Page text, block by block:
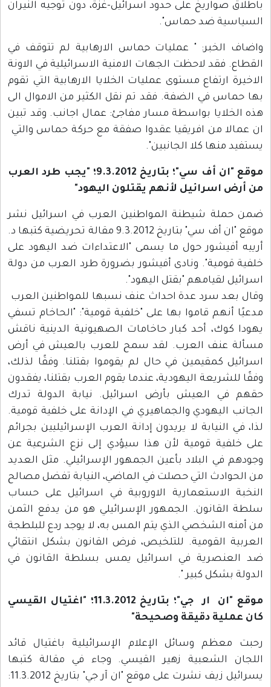
باطلاق صواريخ على حدود اسرائيل-غزة، دون توجيه النيران
السياسية ضد حماس".
واضاف الخبر: " عمليات حماس الارهابية لم تتوقف في
القطاع. فقد لاحظت الجهات الامنية الاسرائيلية في الاونة
الاخيرة ارتفاع مستوى عمليات الخلايا الارهابية التي تقوم
بها حماس في الضفة. فقد تم نقل الكثير من الاموال الى
هذه الخلايا بواسطة مسار مفاجئ: عمال اجانب. وقد تبين
ان عمالا من افريقيا عقدوا صفقة مع حركة حماس والتي
يستفيد منها كلا الجانبين".
موقع "ان أف سي"؛ بتاريخ 9.3.2012؛ "يجب طرد العرب
من أرض اسرائيل لأنهم يقتلون اليهود"
ضمن حملة شيطنة المواطنين العرب في اسرائيل نشر
موقع "ان أف سي" بتاريخ 9.3.2012 مقالة تحريضية كتبها د.
أرييه أفيشور حول ما يسمى "الاعتداءات ضد اليهود على
خلفية قومية". ونادى أفيشور بضرورة طرد العرب من دولة
اسرائيل لقيامهم "بقتل اليهود".
وقال بعد سرد عدة احداث عنف نسبها للمواطنين العرب
مدعيًا أنهم قاموا بها على "خلفية قومية": "الحاخام تسفي
يهودا كوك، أحد كبار حاخامات الصهيونية الدينية ناقش
مسألة عنف العرب. لقد سمح للعرب بالعيش في أرض
اسرائيل كمقيمين في حال لم يقوموا بقتلنا. وفقًا لذلك،
وفقًا للشريعة اليهودية، عندما يقوم العرب بقتلنا، يفقدون
حقهم في العيش بأرض اسرائيل. نيابة الدولة تدرك
الجانب اليهودي والجماهيري في الإدانة على خلفية قومية.
لذا، في النيابة لا يريدون إدانة العرب الإسرائيليين بجرائم
على خلفية قومية لأن هذا سيؤدي إلى نزع الشرعية عن
وجودهم في البلاد بأعين الجمهور الإسرائيلي. مثل العديد
من الحوادث التي حصلت في الماضي، النيابة تفضل مصالح
النخبة الاستعمارية الاوروبية في اسرائيل على حساب
سلطة القانون. الجمهور الإسرائيلي هو من يدفع الثمن
من أمنه الشخصي الذي يتم المس به، لا يوجد ردع للبلطجة
العربية القومية. للتلخيص، فرض القانون بشكل انتقائي
ضد العنصرية في اسرائيل يمس بسلطة القانون في
الدولة بشكل كبير ".
موقع "ان ار جي"؛ بتاريخ 11.3.2012؛ "اغتيال القيسي
كان عملية دقيقة وصحيحة"
رحبت معظم وسائل الإعلام الإسرائيلية باغتيال قائد
اللجان الشعبية زهير القيسي. وجاء في مقالة كتبها
يسرائيل زيف نشرت على موقع "ان آر جي" بتاريخ 11.3.2012: